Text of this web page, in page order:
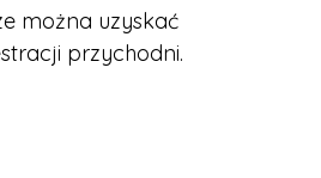
można uzyskać
przychodni.